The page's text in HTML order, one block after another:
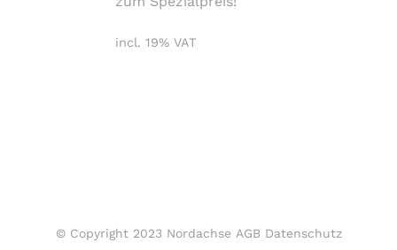
incl. 19% VAT
© Copyright 2023 Nordachse AGB Datenschutz